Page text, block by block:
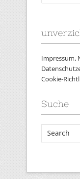
Impressum,
Cookie-
Suche